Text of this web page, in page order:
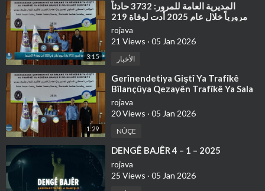
3:15
⁣⁣المديرية العامة للمرور: 3732 حادثاً
مرورياً خلال عام 2025 أدت لوفاة 219
شخصاً
rojava
21 Views · 05 Jan 2026
الأخبار
1:29
⁣Gerînendetiya Giştî Ya Trafîkê
Bîlançûya Qezayên Trafîkê Ya Sala
2025'an Ragihand
rojava
20 Views · 05 Jan 2026
NÛÇE
⁣⁣DENGÊ BAJÊR 4 – 1 – 2025
rojava
25 Views · 05 Jan 2026